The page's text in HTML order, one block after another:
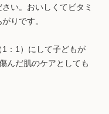
い。おいしくてビタミ
りです。
：1）にして子どもが
んだ肌のケアとしても